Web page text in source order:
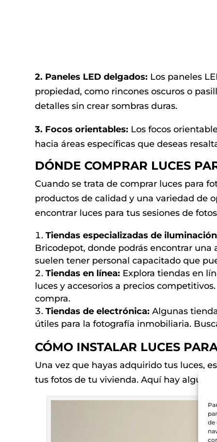
de
2. Paneles LED delgados: Los paneles
propiedad, como rincones oscuros o
detalles sin crear sombras duras.
3. Focos orientables: Los focos
hacia áreas específicas que deseas
DÓNDE COMPRAR LUCES
Cuando se trata de comprar luces para
productos de calidad y una variedad de
encontrar luces para tus sesiones de
Tiendas especializadas de
Bricodepot, donde podrás encontrar una
suelen tener personal capacitado que
Tiendas en línea: Explora tiendas en
luces y accesorios a precios
compra.
Tiendas de electrónica: Algunas
útiles para la fotografía inmobiliaria.
CÓMO INSTALAR LUCES
Una vez que hayas adquirido tus luces,
tus fotos de tu vivienda. Aquí hay